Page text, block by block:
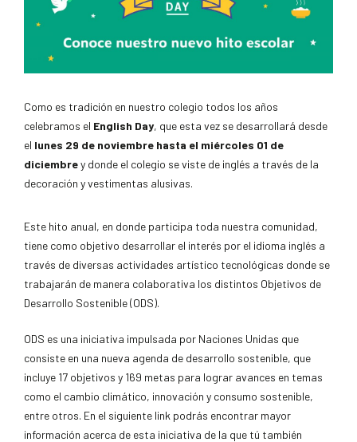
Como es tradición en nuestro colegio todos los años
celebramos el English Day, que esta vez se desarrollará desde
el lunes 29 de noviembre hasta el miércoles 01 de
diciembrey donde el colegio se viste de inglés a través de la
decoración y vestimentas alusivas.
Este hito anual, en donde participa toda nuestra comunidad,
tiene como objetivo desarrollar el interés por el idioma inglés a
través de diversas actividades artístico tecnológicas donde se
trabajarán de manera colaborativa los distintos Objetivos de
Desarrollo Sostenible (ODS).
ODS es una iniciativa impulsada por Naciones Unidas que
consiste en una nueva agenda de desarrollo sostenible, que
incluye 17 objetivos y 169 metas para lograr avances en temas
como el cambio climático, innovación y consumo sostenible,
entre otros. En el siguiente link podrás encontrar mayor
información acerca de esta iniciativa de la que tú también